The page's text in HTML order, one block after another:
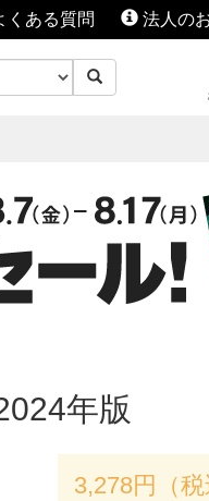
くある質問 法人の
年版
3,278円（税